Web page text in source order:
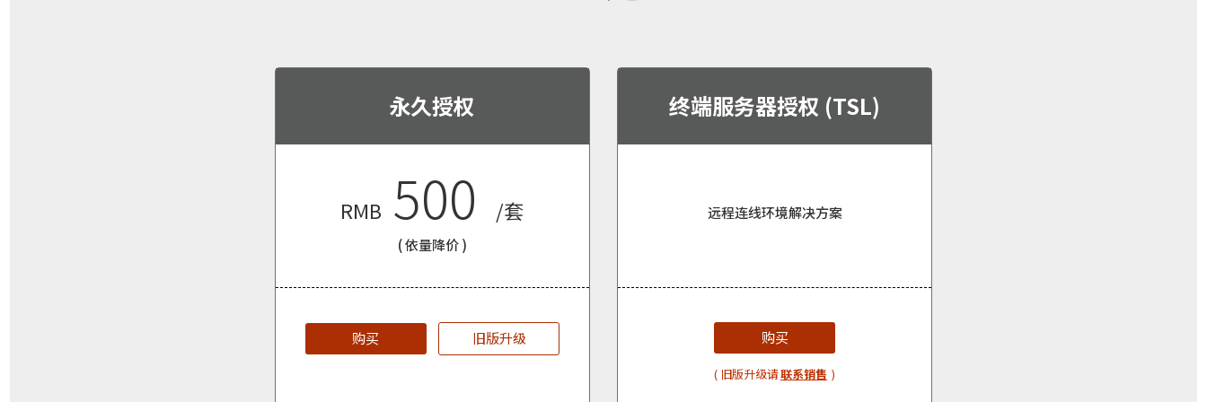
永久授权
RMB 500 /套
( 依量降价 )
购买 旧版升级
终端服务器授权 (TSL)
远程连线环境解决方案
购买
( 旧版升级请联系销售 )